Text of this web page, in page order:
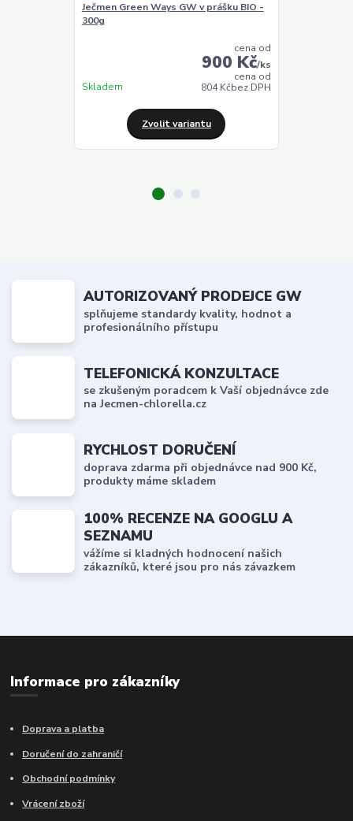
Ječmen Green Ways GW v prášku BIO -
300g
cena od
900 Kč/ks
cena od
804 Kčbez DPH
Skladem
Zvolit variantu
AUTORIZOVANÝ PRODEJCE GW
splňujeme standardy kvality, hodnot a
profesionálního přístupu
TELEFONICKÁ KONZULTACE
se zkušeným poradcem k Vaší objednávce zde
na Jecmen-chlorella.cz
RYCHLOST DORUČENÍ
doprava zdarma při objednávce nad 900 Kč,
produkty máme skladem
100% RECENZE NA GOOGLU A
SEZNAMU
vážíme si kladných hodnocení našich
zákazníků, které jsou pro nás závazkem
Informace pro zákazníky
Doprava a platba
Doručení do zahraničí
Obchodní podmínky
Vrácení zboží